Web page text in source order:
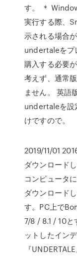
す。 ＊
実行する際、
示される場合
undertaleをプ
購入する必要
考えず、通常
ません。 英語
undertaleを設
けですので。
2019/11/01
ダウンロード
コンピュータ
ダウンロード
す。PC上で
7/8 / 8.1 / 10と
ットしたイン
『